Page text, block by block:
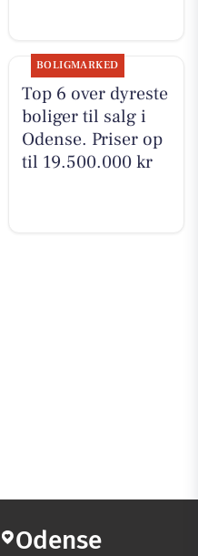
BOLIGMARKED
Top 6 over dyreste
boliger til salg i
Odense. Priser op
til 19.500.000 kr
Odense